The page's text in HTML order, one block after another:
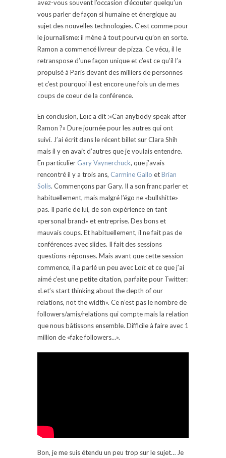
avez-vous souvent l’occasion d’écouter quelqu’un
vous parler de façon si humaine et énergique au
sujet des nouvelles technologies. C’est comme pour
le journalisme: il mène à tout pourvu qu’on en sorte.
Ramon a commencé livreur de pizza. Ce vécu, il le
retranspose d’une façon unique et c’est ce qu’il l’a
propulsé à Paris devant des milliers de personnes
et c’est pourquoi il est encore une fois un de mes
coups de coeur de la conférence.
En conclusion, Loïc a dit :«Can anybody speak after
Ramon ?» Dure journée pour les autres qui ont
suivi. J’ai écrit dans le récent billet sur Clara Shih
mais il y en avait d’autres que je voulais entendre.
En particulier Gary Vaynerchuck, que j’avais
rencontré il y a trois ans, Carmine Gallo etBrian
Solis. Commençons par Gary. Il a son franc parler et
habituellement, mais malgré l’égo ne «bullshitte»
pas. Il parle de lui, de son expérience en tant
«personal brand» et entreprise. Des bons et
mauvais coups. Et habituellement, il ne fait pas de
conférences avec slides. Il fait des sessions
questions-réponses. Mais avant que cette session
commence, il a parlé un peu avec Loïc et ce que j’ai
aimé c’est une petite citation, parfaite pour Twitter:
«Let’s start thinking about the depth of our
relations, not the width». Ce n’est pas le nombre de
followers/amis/relations qui compte mais la relation
que nous bâtissons ensemble. Difficile à faire avec 1
million de «fake followers…».
Bon, je me suis étendu un peu trop sur le sujet… Je